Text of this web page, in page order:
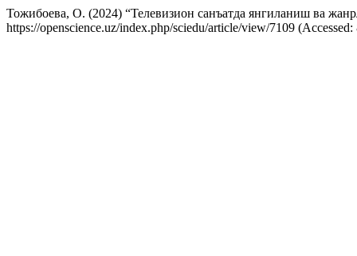
Тожибоева, О. (2024) “Телевизион санъатда янгиланиш ва
https://openscience.uz/index.php/sciedu/article/view/7109